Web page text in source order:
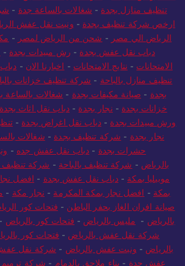
أثاث برأس الخيمة
-شركة نقل أثاث بالعين -
تنظيف منازل بجدة
شغالات بالساعة جدة -
ارخص شركة تنظيف بجدة
ونيت نقل عفش
الرياض الي مصر - شحن من الرياض لمصر -
دباب نقل عفش بجدة
رش مبيدات بجدة-
الامتحانات - نتايج الامتحانات-اخبارنا الان-
تنظيف منازل بالباحة
شركة تنظيف خزانات
بجدة- صيانة مكيفات بجدة شغالات بالساعة
خزانات بجدة
-نجار بجدة- دباب نقل اثاث بجدة
ورش مبيدات بجدة
-دباب نقل اغراض بجدة
نجار بجدة
- شركة تنظيف بجدة - شغالات
حشرات بجدة- دباب نقل عفش جده-
بالرياض
-شركة تنظيف بالباحة شركة تنظيف
موبيليا بمكة - دباب نقل عفش بجدة-افضل
بمكة - افضل نجار بمكة المكرمة-نجار مكة -
صيانة افران الغاز بحفر الباطن - فتحات كور
بالرياض- مليس بالرياض - فتحات كور بالرياض -
شركة نقل عفش بالرياض
فتحات كور
بالرياض
ونيت عفش بالرياض - شركة نقل عفش